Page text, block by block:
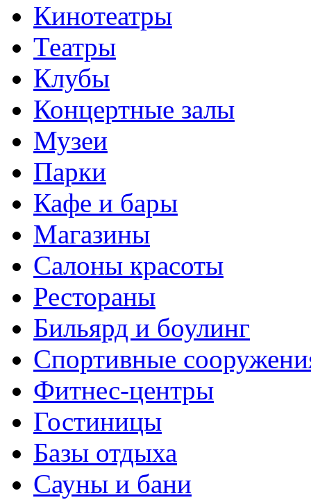
Кинотеатры
Театры
Клубы
Концертные залы
Музеи
Парки
Кафе и бары
Магазины
Салоны красоты
Рестораны
Бильярд и боулинг
Спортивные
Фитнес-центры
Гостиницы
Базы отдыха
Сауны и бани